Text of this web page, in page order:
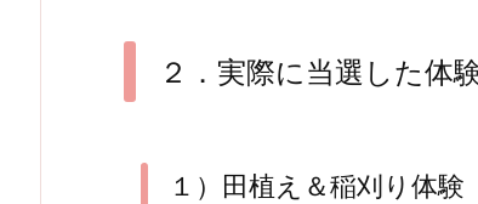
２．実際に当選した体
１）田植え＆稲刈り体験